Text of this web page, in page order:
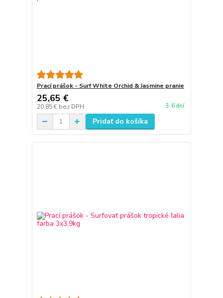
Prací prášok - Surf White Orchid & Jasmine pranie
25,65 €
20,85 € bez DPH 3-6 dní
Pridať do košíka